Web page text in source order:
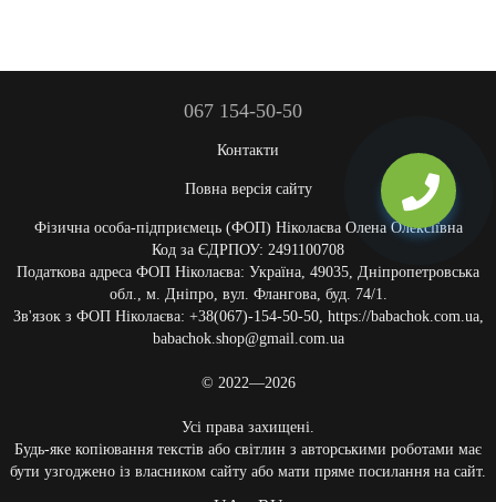
067 154-50-50
Контакти
Повна версія сайту
Фізична особа-підприємець (ФОП) Ніколаєва Олена Олексіївна
Код за ЄДРПОУ: 2491100708
Податкова адреса ФОП Ніколаєва: Україна, 49035, Дніпропетровська
обл., м. Дніпро, вул. Флангова, буд. 74/1.
Зв'язок з ФОП Ніколаєва: +38(067)-154-50-50, https://babachok.com.ua,
babachok.shop@gmail.com.ua
© 2022—2026
Усі права захищені.
Будь-яке копіювання текстів або світлин з авторськими роботами має
бути узгоджено із власником сайту або мати пряме посилання на сайт.